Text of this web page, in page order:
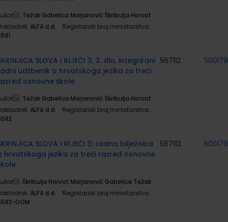
Težak Gabelica Marjanović Škribulja Horvat
ALFA d.d.
Registarski broj ministarstva:
SLOVA I RIJEČI 3; 2. dio, integrirani
udžbenik iz hrvatskoga jezika za treći
osnovne škole
Težak Gabelica Marjanović Škribulja Horvat
ALFA d.d.
Registarski broj ministarstva:
567112 500179
SLOVA I RIJEČI 3; radna bilježnica
hrvatskoga jezika za treći razred osnovne
Škribulja Horvat Marjanović Gabelica Težak
ALFA d.d.
Registarski broj ministarstva:
DOM
567113 500179